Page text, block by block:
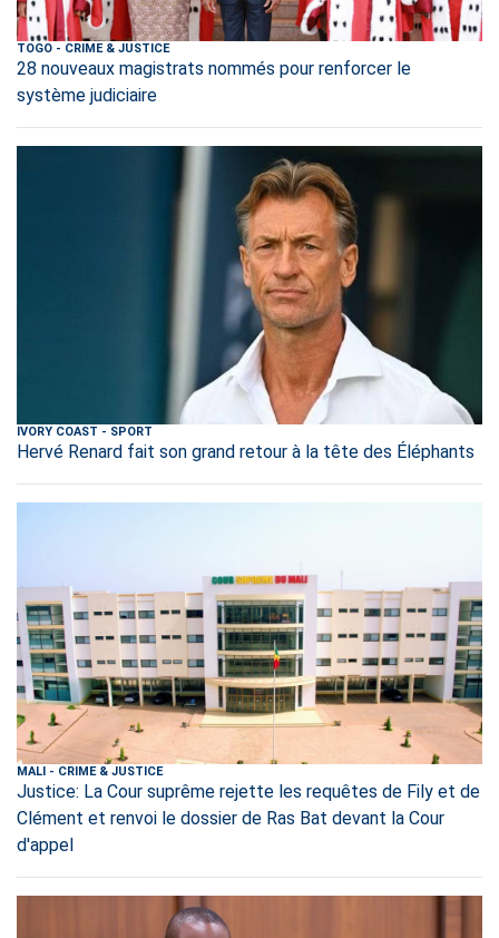
TOGO - CRIME & JUSTICE
28 nouveaux magistrats nommés pour renforcer le
système judiciaire
IVORY COAST - SPORT
Hervé Renard fait son grand retour à la tête des Éléphants
MALI - CRIME & JUSTICE
Justice: La Cour suprême rejette les requêtes de Fily et de
Clément et renvoi le dossier de Ras Bat devant la Cour
d'appel